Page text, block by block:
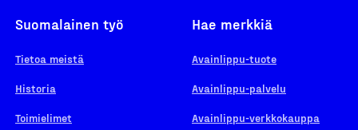
Suomalainen työ
Tietoa meistä
Historia
Toimielimet
Hae merkkiä
Avainlippu-tuote
Avainlippu-palvelu
Avainlippu-verkkokauppa